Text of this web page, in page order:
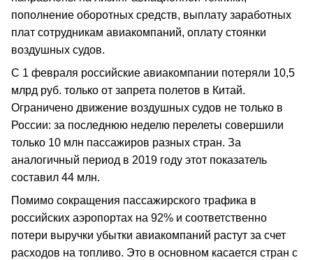
пополнение оборотных средств, выплату заработных
плат сотрудникам авиакомпаний, оплату стоянки
воздушных судов.
С 1 февраля российские авиакомпании потеряли 10,5
млрд руб. только от запрета полетов в Китай.
Ограничено движение воздушных судов не только в
России: за последнюю неделю перелеты совершили
только 10 млн пассажиров разных стран. За
аналогичный период в 2019 году этот показатель
составил 44 млн.
Помимо сокращения пассажирского трафика в
российских аэропортах на 92% и соответственно
потери выручки убытки авиакомпаний растут за счет
расходов на топливо. Это в основном касается стран с